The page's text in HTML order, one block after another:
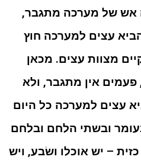
אש של מערכה מתגבר,
עצים למערכה חוץ
מצוות עצים. מכאן
אין מתגבר, ולא
עצים למערכה כל היום
ובשתי הלחם ובלחם
– יש אוכלו ושׂבע, ויש